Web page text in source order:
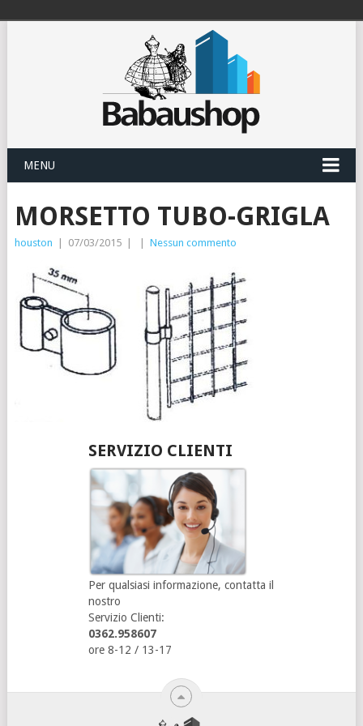
MENU
MORSETTO TUBO-GRIGLA
houston 07/03/2015 Nessun commento
SERVIZIO CLIENTI
Per qualsiasi informazione, contatta il
nostro
Servizio Clienti:
0362.958607
ore 8-12 / 13-17